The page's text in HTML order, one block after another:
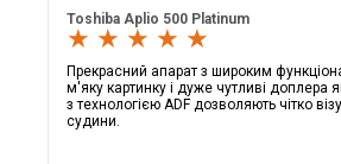
Toshiba Aplio 500 Platinum
★ ★ ★ ★ ★
Прекрасний апарат з широким
м'яку картинку і дуже чутливі доплера
з технологією ADF дозволяють чітко
судини.